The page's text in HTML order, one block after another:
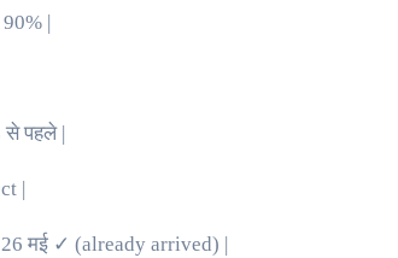
|
से पहले |
|
| 26 मई ✓ (already arrived) |